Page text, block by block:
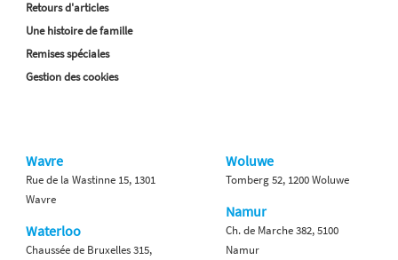
Retours d'articles
Une histoire de famille
Remises spéciales
Gestion des cookies
Wavre
Rue de la Wastinne 15, 1301
Wavre
Waterloo
Chaussée de Bruxelles 315,
Woluwe
Tomberg 52, 1200 Woluwe
Namur
Ch. de Marche 382, 5100
Namur